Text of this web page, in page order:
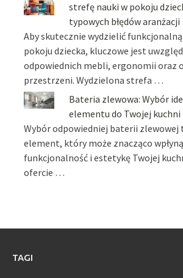
strefę nauki w pokoju
typowych błędów aranżacji
Aby skutecznie wydzielić
pokoju dziecka, kluczowe jest
odpowiednich mebli, ergonomii oraz
przestrzeni. Wydzielona strefa …
Bateria zlewowa: Wybór
elementu do Twojej kuchni
Wybór odpowiedniej baterii zlewowej
element, który może znacząco
funkcjonalność i estetykę Twojej
ofercie …
TAGI